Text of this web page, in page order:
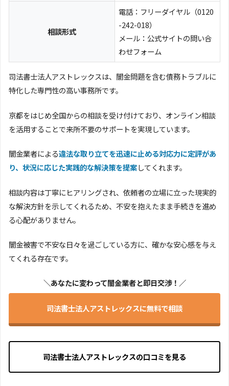
相談形式
電話：フリーダイヤル（0120
-242-018）
メール：公式サイトの問い合
わせフォーム
司法書士法人アストレックスは、闇金問題を含む債務トラブルに
特化した専門性の高い事務所です。
京都をはじめ全国からの相談を受け付けており、オンライン相談
を活用することで来所不要のサポートを実現しています。
闇金業者による違法な取り立てを迅速に止める対応力に定評があ
り、状況に応じた実践的な解決策を提案してくれます。
相談内容は丁寧にヒアリングされ、依頼者の立場に立った現実的
な解決方針を示してくれるため、不安を抱えたまま手続きを進め
る心配がありません。
闇金被害で不安な日々を過ごしている方に、確かな安心感を与え
てくれる存在です。
＼あなたに変わって闇金業者と即日交渉！／
司法書士法人アストレックスに無料で相談
司法書士法人アストレックスの口コミを見る